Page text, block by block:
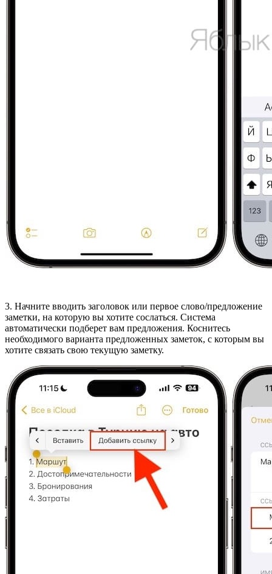
3. Начните вводить заголовок или первое слово/предложение
заметки, на которую вы хотите сослаться. Система
автоматически подберет вам предложения. Коснитесь
необходимого варианта предложенных заметок, с которым вы
хотите связать свою текущую заметку.